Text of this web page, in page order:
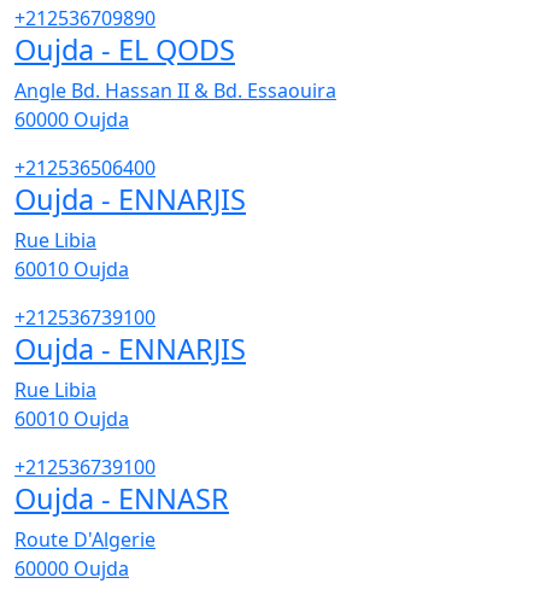
+212536709890
Oujda - EL QODS
Angle Bd. Hassan II & Bd. Essaouira
60000 Oujda
+212536506400
Oujda - ENNARJIS
Rue Libia
60010 Oujda
+212536739100
Oujda - ENNARJIS
Rue Libia
60010 Oujda
+212536739100
Oujda - ENNASR
Route D'Algerie
60000 Oujda